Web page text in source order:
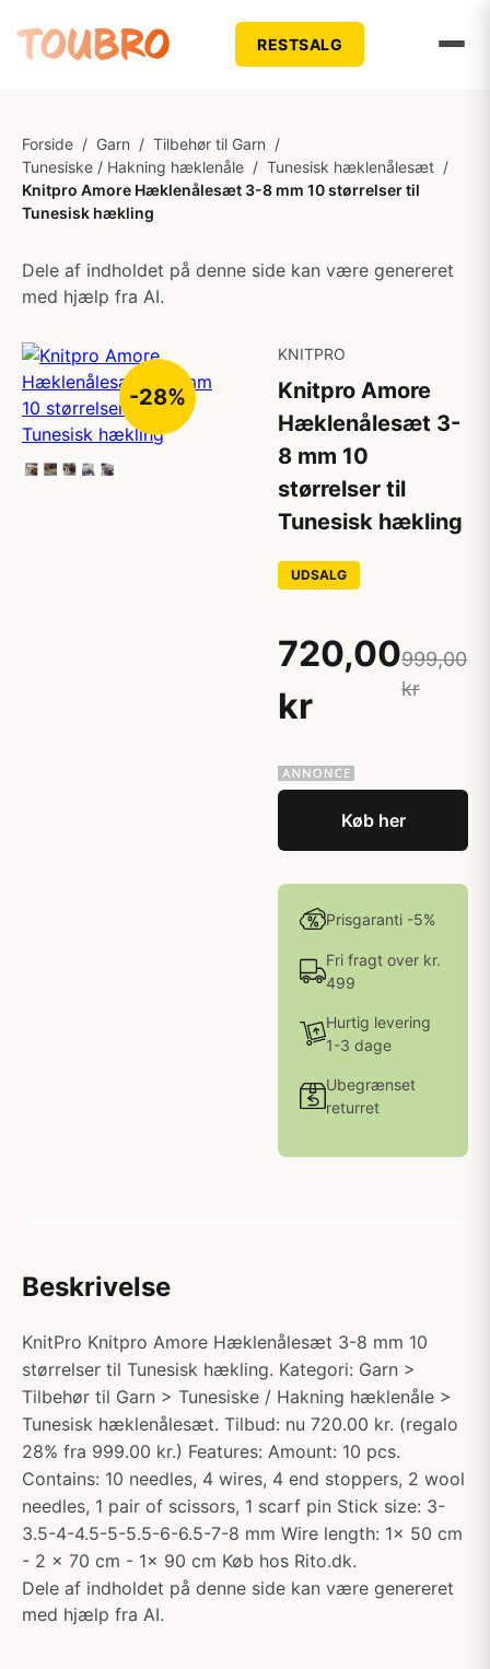
RESTSALG
Forside / Garn / Tilbehør til Garn /
Tunesiske / Hakning hæklenåle / Tunesisk hæklenålesæt /
Knitpro Amore Hæklenålesæt 3-8 mm 10 størrelser til
Tunesisk hækling
Dele af indholdet på denne side kan være genereret
med hjælp fra AI.
-28%
KNITPRO
Knitpro Amore
Hæklenålesæt 3-
8 mm 10
størrelser til
Tunesisk hækling
UDSALG
720,00
kr
999,00
kr
Køb her
Prisgaranti -5%
Fri fragt over kr.
499
Hurtig levering
1-3 dage
Ubegrænset
returret
Beskrivelse
KnitPro Knitpro Amore Hæklenålesæt 3-8 mm 10
størrelser til Tunesisk hækling. Kategori: Garn >
Tilbehør til Garn > Tunesiske / Hakning hæklenåle >
Tunesisk hæklenålesæt. Tilbud: nu 720.00 kr. (regalo
28% fra 999.00 kr.) Features: Amount: 10 pcs.
Contains: 10 needles, 4 wires, 4 end stoppers, 2 wool
needles, 1 pair of scissors, 1 scarf pin Stick size: 3-
3.5-4-4.5-5-5.5-6-6.5-7-8 mm Wire length: 1x 50 cm
- 2 x 70 cm - 1x 90 cm Køb hos Rito.dk.
Dele af indholdet på denne side kan være genereret
med hjælp fra AI.